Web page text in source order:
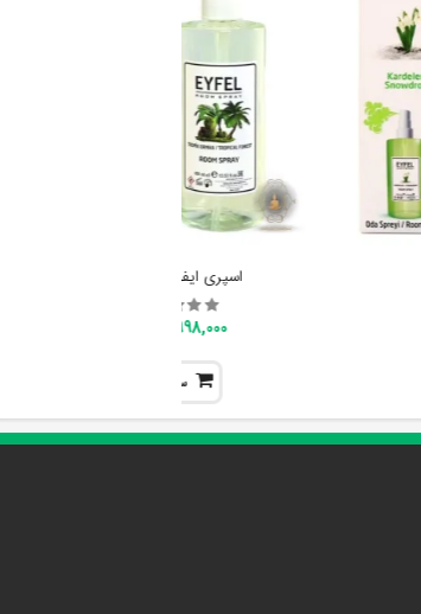
اسپری ایفل اصل ترک
998,000 تومان
سبد خرید